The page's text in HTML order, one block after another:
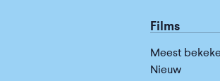
Films
Meest
Nieuw